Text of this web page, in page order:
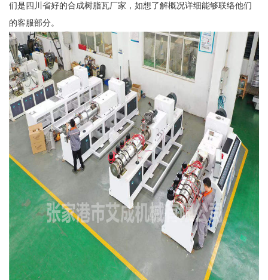
们是四川省好的合成树脂瓦厂家，如想了解概况详细能够联络他们
的客服部分。